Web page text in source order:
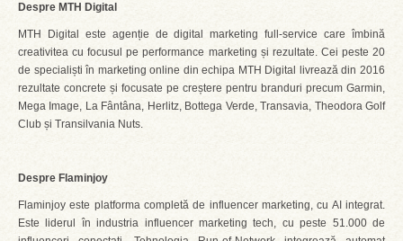
Despre MTH Digital
MTH Digital este agenție de digital marketing full-service care îmbină
creativitea cu focusul pe performance marketing și rezultate. Cei peste 20
de specialiști în marketing online din echipa MTH Digital livrează din 2016
rezultate concrete și focusate pe creștere pentru branduri precum Garmin,
Mega Image, La Fântâna, Herlitz, Bottega Verde, Transavia, Theodora Golf
Club și Transilvania Nuts.
Despre Flaminjoy
Flaminjoy este platforma completă de influencer marketing, cu AI integrat.
Este liderul în industria influencer marketing tech, cu peste 51.000 de